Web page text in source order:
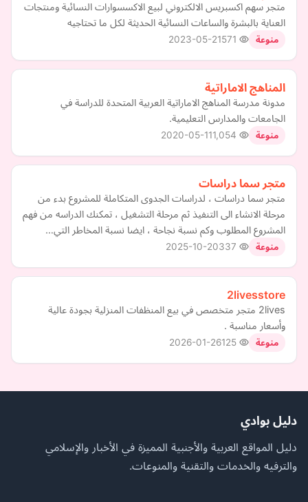
متجر سهم اكسبريس الالكتروني لبيع الاكسسوارات النسائية ومنتجات
العناية بالبشرة والساعات النسائية الحديثة لكل ما تحتاجيه
منوعة 2023-05-21
المناهج الاماراتية
مدونة مدرسة المناهج الاماراتية العربية المتحدة للدراسة في
الجامعات والمدارس التعليمية.
منوعة 2020-05-11
متجر سما دراسات
متجر سما دراسات ، لدراسات الجدوى المتكاملة للمشروع بدء من
مرحلة الانشاء الى التنفيذ ثم مرحلة التشغيل ، تمكنك الدراسه من فهم
المشروع المطلوب وكم نسبة نجاحة ، ايضا نسبة المخاطر التي…
منوعة 2025-10-20
2livesstore
2lives متجر متخصص في بيع المنظفات المنزلية بجودة عالية
وأسعار مناسبة .
منوعة 2026-01-26
دليل بوادي
دليل المواقع العربية والأجنبية المميزة في الأخبار والإسلامي
والترفيه والخدمات والتقنية والمنوعات.